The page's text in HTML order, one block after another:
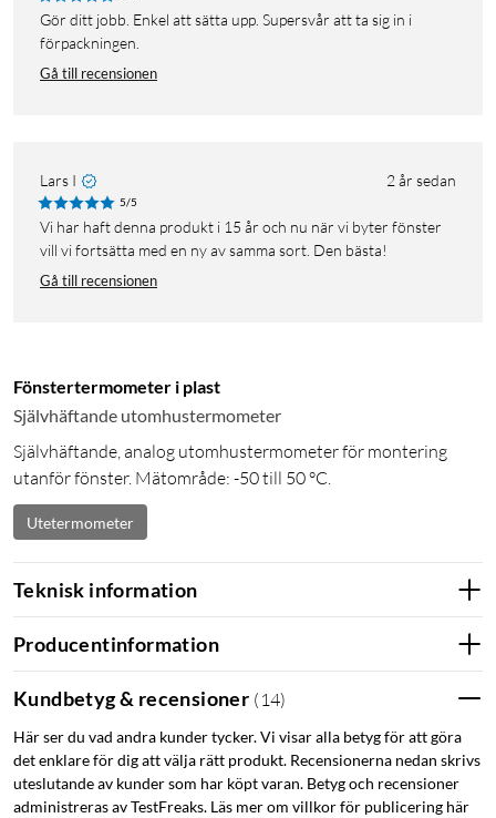
Gör ditt jobb. Enkel att sätta upp. Supersvår att ta sig in i
förpackningen.
Gå till recensionen
Lars I 2 år sedan
5/5
Vi har haft denna produkt i 15 år och nu när vi byter fönster
vill vi fortsätta med en ny av samma sort. Den bästa!
Gå till recensionen
Fönstertermometer i plast
Självhäftande utomhustermometer
Självhäftande, analog utomhustermometer för montering
utanför fönster. Mätområde: -50 till 50 °C.
Utetermometer
Teknisk information
Producentinformation
Kundbetyg & recensioner ( 14)
Här ser du vad andra kunder tycker. Vi visar alla betyg för att göra
det enklare för dig att välja rätt produkt. Recensionerna nedan skrivs
uteslutande av kunder som har köpt varan. Betyg och recensioner
administreras av TestFreaks. Läs mer om villkor för publicering här